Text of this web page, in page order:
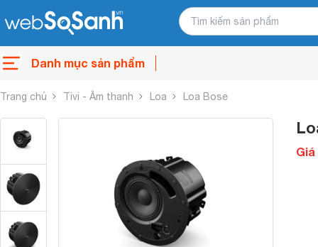
Danh mục sản phẩm
Trang chủ Tivi - Âm thanh Loa Loa Bose
Giá